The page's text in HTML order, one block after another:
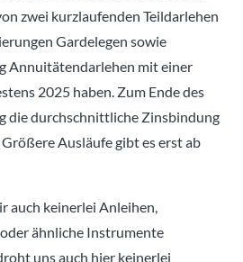
zwei kurzlaufenden Teildarlehen
Gardelegen sowie
Annuitätendarlehen mit einer
2025 haben. Zum Ende des
die durchschnittliche Zinsbindung
Ausläufe gibt es erst ab
auch keinerlei Anleihen,
ähnliche Instrumente
uns auch hier keinerlei